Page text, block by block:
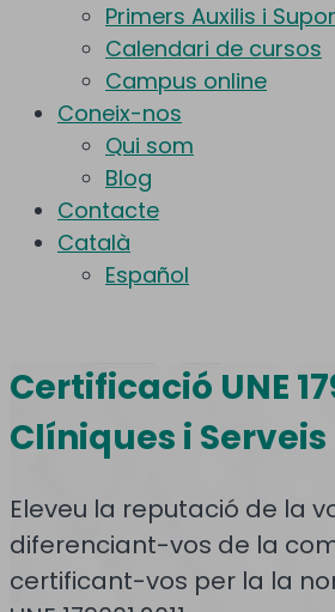
Primers Auxilis i
Calendari de cursos
Campus online
Coneix-nos
Qui som
Blog
Contacte
Català
Español
Certificació UNE
Clíniques i
Eleveu la reputació de la
diferenciant-vos de la
certificant-vos per la la